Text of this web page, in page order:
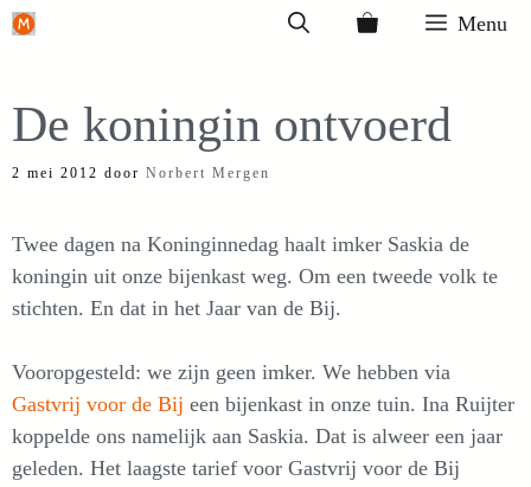
Ga
inhoud
Menu
De koningin ontvoerd
2 mei 2012 door Norbert Mergen
Twee dagen na Koninginnedag haalt imker Saskia de
koningin uit onze bijenkast weg. Om een tweede volk te
stichten. En dat in het Jaar van de Bij.
Vooropgesteld: we zijn geen imker. We hebben via
Gastvrij voor de Bij een bijenkast in onze tuin. Ina Ruijter
koppelde ons namelijk aan Saskia. Dat is alweer een jaar
geleden. Het laagste tarief voor Gastvrij voor de Bij